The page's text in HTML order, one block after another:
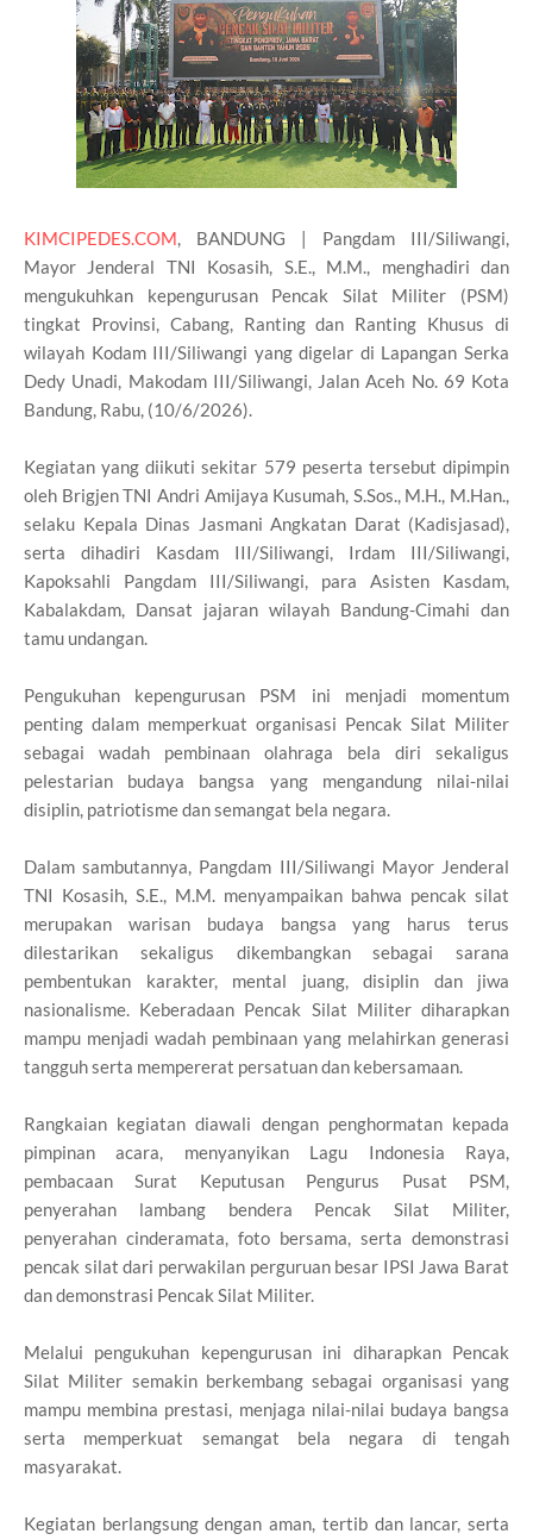
KIMCIPEDES.COM, BANDUNG | Pangdam III/Siliwangi,
Mayor Jenderal TNI Kosasih, S.E., M.M., menghadiri dan
mengukuhkan kepengurusan Pencak Silat Militer (PSM)
tingkat Provinsi, Cabang, Ranting dan Ranting Khusus di
wilayah Kodam III/Siliwangi yang digelar di Lapangan Serka
Dedy Unadi, Makodam III/Siliwangi, Jalan Aceh No. 69 Kota
Bandung, Rabu, (10/6/2026).
Kegiatan yang diikuti sekitar 579 peserta tersebut dipimpin
oleh Brigjen TNI Andri Amijaya Kusumah, S.Sos., M.H., M.Han.,
selaku Kepala Dinas Jasmani Angkatan Darat (Kadisjasad),
serta dihadiri Kasdam III/Siliwangi, Irdam III/Siliwangi,
Kapoksahli Pangdam III/Siliwangi, para Asisten Kasdam,
Kabalakdam, Dansat jajaran wilayah Bandung-Cimahi dan
tamu undangan.
Pengukuhan kepengurusan PSM ini menjadi momentum
penting dalam memperkuat organisasi Pencak Silat Militer
sebagai wadah pembinaan olahraga bela diri sekaligus
pelestarian budaya bangsa yang mengandung nilai-nilai
disiplin, patriotisme dan semangat bela negara.
Dalam sambutannya, Pangdam III/Siliwangi Mayor Jenderal
TNI Kosasih, S.E., M.M. menyampaikan bahwa pencak silat
merupakan warisan budaya bangsa yang harus terus
dilestarikan sekaligus dikembangkan sebagai sarana
pembentukan karakter, mental juang, disiplin dan jiwa
nasionalisme. Keberadaan Pencak Silat Militer diharapkan
mampu menjadi wadah pembinaan yang melahirkan generasi
tangguh serta mempererat persatuan dan kebersamaan.
Rangkaian kegiatan diawali dengan penghormatan kepada
pimpinan acara, menyanyikan Lagu Indonesia Raya,
pembacaan Surat Keputusan Pengurus Pusat PSM,
penyerahan lambang bendera Pencak Silat Militer,
penyerahan cinderamata, foto bersama, serta demonstrasi
pencak silat dari perwakilan perguruan besar IPSI Jawa Barat
dan demonstrasi Pencak Silat Militer.
Melalui pengukuhan kepengurusan ini diharapkan Pencak
Silat Militer semakin berkembang sebagai organisasi yang
mampu membina prestasi, menjaga nilai-nilai budaya bangsa
serta memperkuat semangat bela negara di tengah
masyarakat.
Kegiatan berlangsung dengan aman, tertib dan lancar, serta